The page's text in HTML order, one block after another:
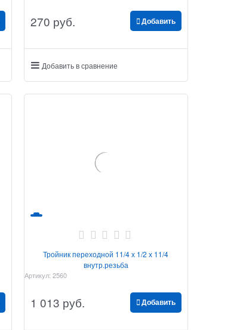
270 руб. Добавить
Добавить в сравнение
Тройник переходной 11/4 х 1/2 х 11/4
внутр.резьба
Артикул: 2560
1 013 руб. Добавить